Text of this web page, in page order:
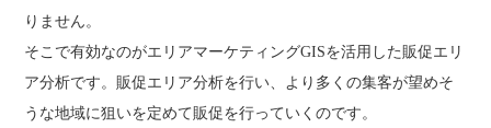
りません。
そこで有効なのがエリアマーケティングGISを活用した販促エリ
ア分析です。販促エリア分析を行い、より多くの集客が望めそ
うな地域に狙いを定めて販促を行っていくのです。